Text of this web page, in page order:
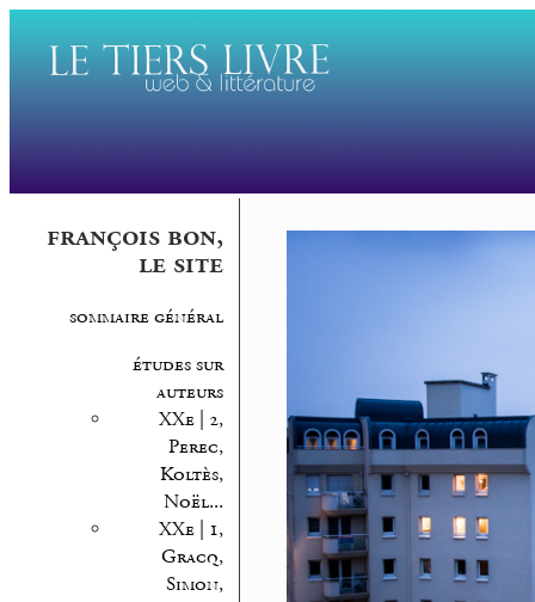
françois bon,
le site
sommaire général
études sur
auteurs
XXe | 2,
Perec,
Koltès,
Noël...
XXe | 1,
Gracq,
Simon,